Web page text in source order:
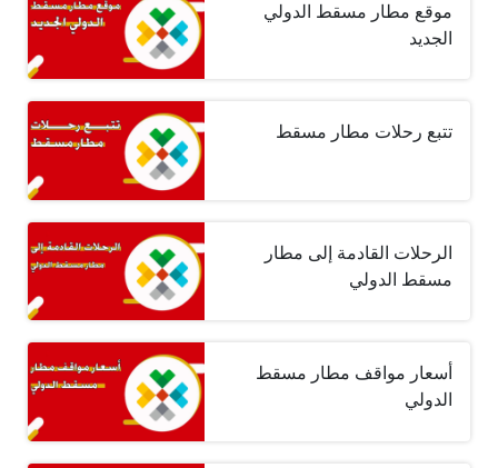
موقع مطار مسقط الدولي
الجديد
تتبع رحلات مطار مسقط
الرحلات القادمة إلى مطار
مسقط الدولي
أسعار مواقف مطار مسقط
الدولي